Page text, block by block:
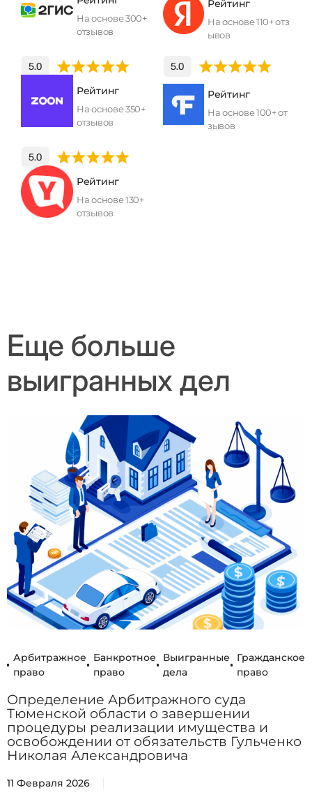
На основе 300+
отзывов
Рейтинг
На основе 110+ отз
ывов
Рейтинг
На основе 350+
отзывов
Рейтинг
На основе 100+ от
зывов
Рейтинг
На основе 130+
отзывов
Еще больше
выигранных дел
Арбитражное
право
Банкротное
право
Выигранные
дела
Гражданское
право
Определение Арбитражного суда
Тюменской области о завершении
процедуры реализации имущества и
освобождении от обязательств Гульченко
Николая Александровича
11 Февраля 2026